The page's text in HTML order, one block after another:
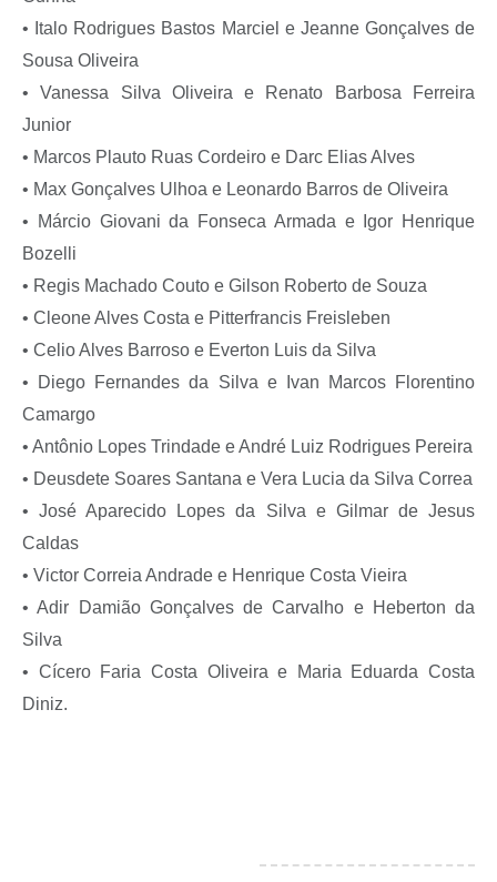
• Italo Rodrigues Bastos Marciel e Jeanne Gonçalves de
Sousa Oliveira
• Vanessa Silva Oliveira e Renato Barbosa Ferreira
Junior
• Marcos Plauto Ruas Cordeiro e Darc Elias Alves
• Max Gonçalves Ulhoa e Leonardo Barros de Oliveira
• Márcio Giovani da Fonseca Armada e Igor Henrique
Bozelli
• Regis Machado Couto e Gilson Roberto de Souza
• Cleone Alves Costa e Pitterfrancis Freisleben
• Celio Alves Barroso e Everton Luis da Silva
• Diego Fernandes da Silva e Ivan Marcos Florentino
Camargo
• Antônio Lopes Trindade e André Luiz Rodrigues Pereira
• Deusdete Soares Santana e Vera Lucia da Silva Correa
• José Aparecido Lopes da Silva e Gilmar de Jesus
Caldas
• Victor Correia Andrade e Henrique Costa Vieira
• Adir Damião Gonçalves de Carvalho e Heberton da
Silva
• Cícero Faria Costa Oliveira e Maria Eduarda Costa
Diniz.